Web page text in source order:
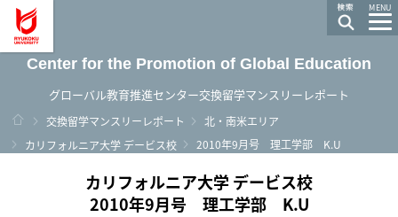
MENU
Center for the Promotion of Global Education
グローバル教育推進センター交換留学マンスリーレポート
ホーム
交換留学マンスリーレポート
北・南米エリア
カリフォルニア大学 デービス校
2010年9月号 理工学部 K.U
カリフォルニア大学 デービス校
2010年9月号 理工学部 K.U